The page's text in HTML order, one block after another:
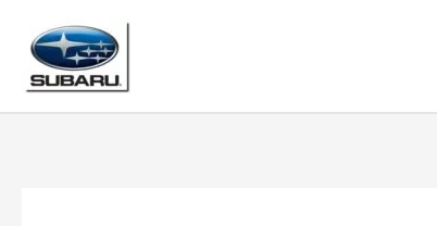
содержимому